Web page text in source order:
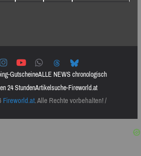
GutscheineALLE NEWS chronologisch
24 StundenArtikelsuche-Fireworld.at
Fireworld.at. Alle Rechte vorbehalten! /